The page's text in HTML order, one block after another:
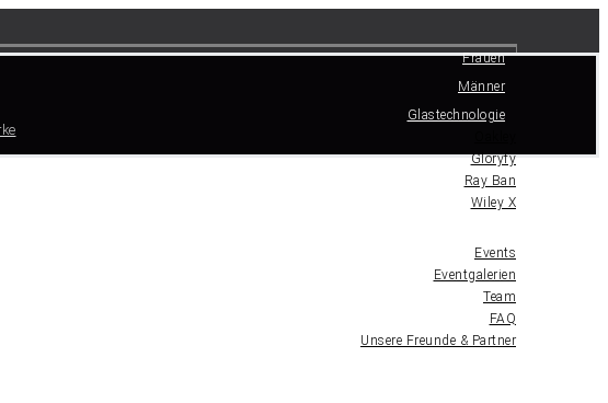
Frauen
Männer
Glastechnologie
Gloryfy
Ray Ban
Wiley X
Events
Eventgalerien
Team
FAQ
Unsere Freunde & Partner